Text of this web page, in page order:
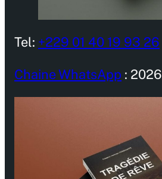
Tel: +229 01 40 19 93 26
Chaine WhatsApp : 2026